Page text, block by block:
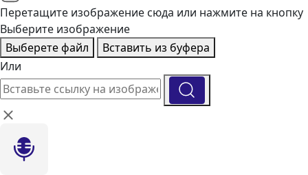
Перетащите изображение сюда или нажмите на кнопку
Выберите изображение
Выберете файл
Вставить из буфера
Или